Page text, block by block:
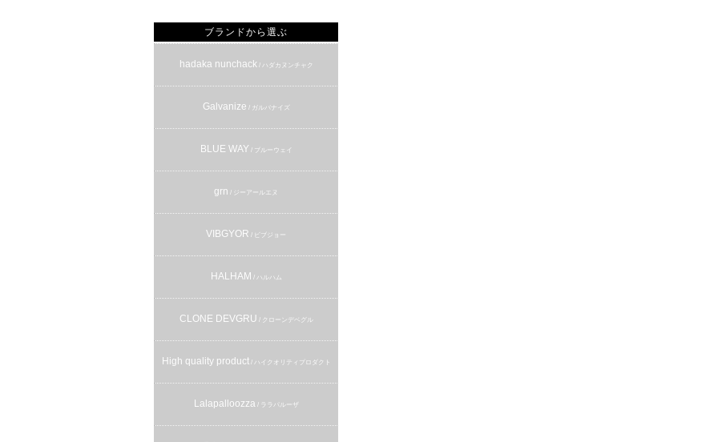
ブランドから選ぶ
hadaka nunchack/ ハダカヌンチャク
Galvanize / ガルバナイズ
BLUE WAY / ブルーウェイ
grn / ジーアールエヌ
VIBGYOR / ビブジョー
HALHAM / ハルハム
CLONE DEVGRU / クローンデベグル
High quality product/ ハイクオリティプロダクト
Lalapalloozza/ ララパルーザ